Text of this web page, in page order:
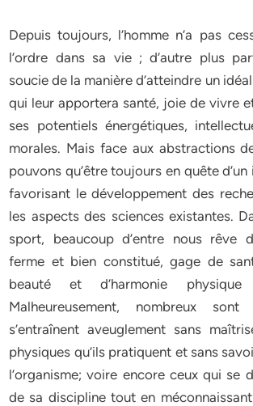
Depuis toujours, l’homme n’a pas
l’ordre dans sa vie ; d’autre plus
soucie de la manière d’atteindre un
qui leur apportera santé, joie de vivre
ses potentiels énergétiques,
morales. Mais face aux abstractions
pouvons qu’être toujours en quête
favorisant le développement des
les aspects des sciences existantes.
sport, beaucoup d’entre nous rêve
ferme et bien constitué, gage de
beauté et d’harmonie
Malheureusement, nombreux
s’entraînent aveuglement sans
physiques qu’ils pratiquent et sans
l’organisme; voire encore ceux qui se
de sa discipline tout en